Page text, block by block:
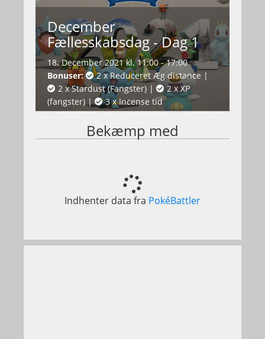
December
Fællesskabsdag - Dag 1
18. December 2021 kl. 11:00 - 17:00
Bonuser:
2 x Reduceret Æg distance |
2 x Stardust (Fangster) |
2 x XP
(fangster) | 3 x Incense tid
Bekæmp med
Indhenter data fra PokéBattler